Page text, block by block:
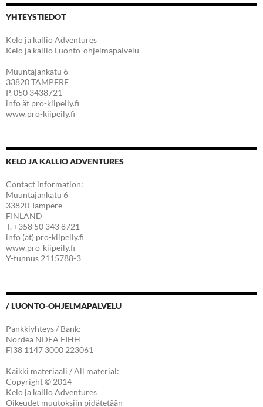
YHTEYSTIEDOT
Kelo ja kallio Adventures
Kelo ja kallio Luonto-ohjelmapalvelu
Muuntajankatu 6
33820 TAMPERE
P. 050 3438721
info ät pro-kiipeily.fi
www.pro-kiipeily.fi
KELO JA KALLIO ADVENTURES
Contact information:
Muuntajankatu 6
33820 Tampere
FINLAND
T. +358 50 343 8721
info (at) pro-kiipeily.fi
www.pro-kiipeily.fi
Y-tunnus 2115788-3
/ LUONTO-OHJELMAPALVELU
Pankkiyhteys / Bank:
Nordea NDEA FIHH
FI38 1147 3000 223061
Kaikki materiaali / All material:
Copyright © 2014
Kelo ja kallio Adventures
Oikeudet muutoksiin pidätetään